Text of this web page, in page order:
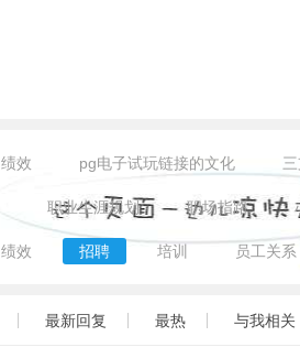
绩效 pg电子试玩链接的文化
职业生涯规划 职场指路
绩效 招聘 培训 员工关系
最新回复 最热 与我相关